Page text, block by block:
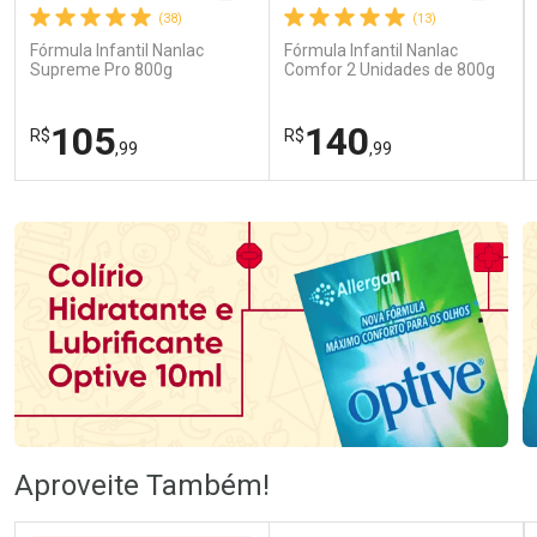
(38)
Fórmula Infantil Nanlac
Supreme Pro 800g
R$105,99
(13)
Fórmula Infantil Nanlac
Comfor 2 Unidades de 800g
R$140,99
Laboratório
Por Menos
Aproveite Também!